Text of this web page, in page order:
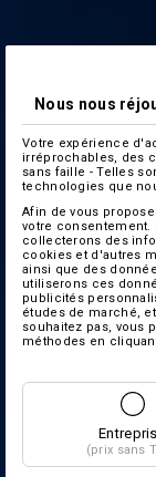
Nous nous
Votre expérience
irréprochables, des
sans faille - Telles
technologies que
Afin de vous
votre consentement.
collecterons des
cookies et d'autres
ainsi que des
utiliserons ces
publicités
études de marché,
souhaitez pas, vous
méthodes en
(prix sans